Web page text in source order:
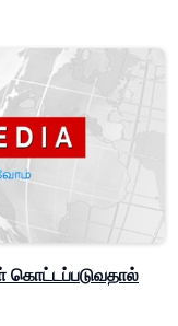
கொட்டப்படுவதால்